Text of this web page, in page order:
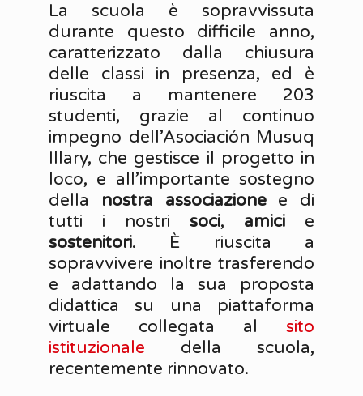
La scuola è sopravvissuta
durante questo difficile anno,
caratterizzato dalla chiusura
delle classi in presenza, ed è
riuscita a mantenere 203
studenti, grazie al continuo
impegno dell’Asociación Musuq
Illary, che gestisce il progetto in
loco, e all’importante sostegno
della nostra associazionee di
tutti i nostri soci, amici e
sostenitori. È riuscita a
sopravvivere inoltre trasferendo
e adattando la sua proposta
didattica su una piattaforma
virtuale collegata al sito
istituzionale della scuola,
recentemente rinnovato.